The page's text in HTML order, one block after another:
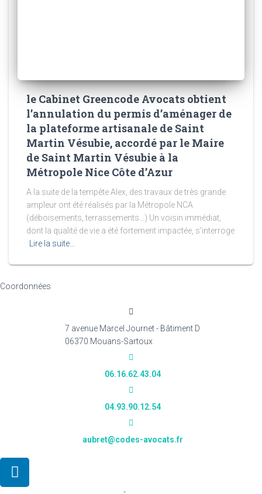
le Cabinet Greencode Avocats obtient
l’annulation du permis d’aménager de
la plateforme artisanale de Saint
Martin Vésubie, accordé par le Maire
de Saint Martin Vésubie à la
Métropole Nice Côte d’Azur
A la suite de la tempête Alex, des travaux de très grande
ampleur ont été réalisés par la Métropole NCA
(déboisements, terrassements…) Un voisin immédiat,
dont la qualité de vie a été fortement impactée, s’interroge
Lire la suite…
Coordonnées
7 avenue Marcel Journet - Bâtiment D
06370 Mouans-Sartoux
06.16.62.43.04
04.93.90.12.54
aubret@codes-avocats.fr
-